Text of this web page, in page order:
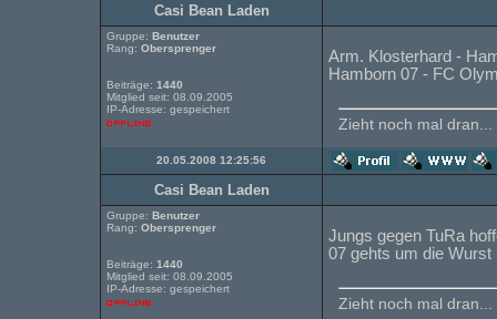
Casi Bean Laden
Gruppe: Benutzer
Rang: Obersprenger
Beiträge: 1440
Mitglied seit: 08.09.2005
IP-Adresse: gespeichert
Arm. Klosterhard -
Hamborn 07 - FC
Zieht noch mal dran...
20.05.2008 12:25:56
Casi Bean Laden
Gruppe: Benutzer
Rang: Obersprenger
Beiträge: 1440
Mitglied seit: 08.09.2005
IP-Adresse: gespeichert
Jungs gegen TuRa
07 gehts um die
Zieht noch mal dran...